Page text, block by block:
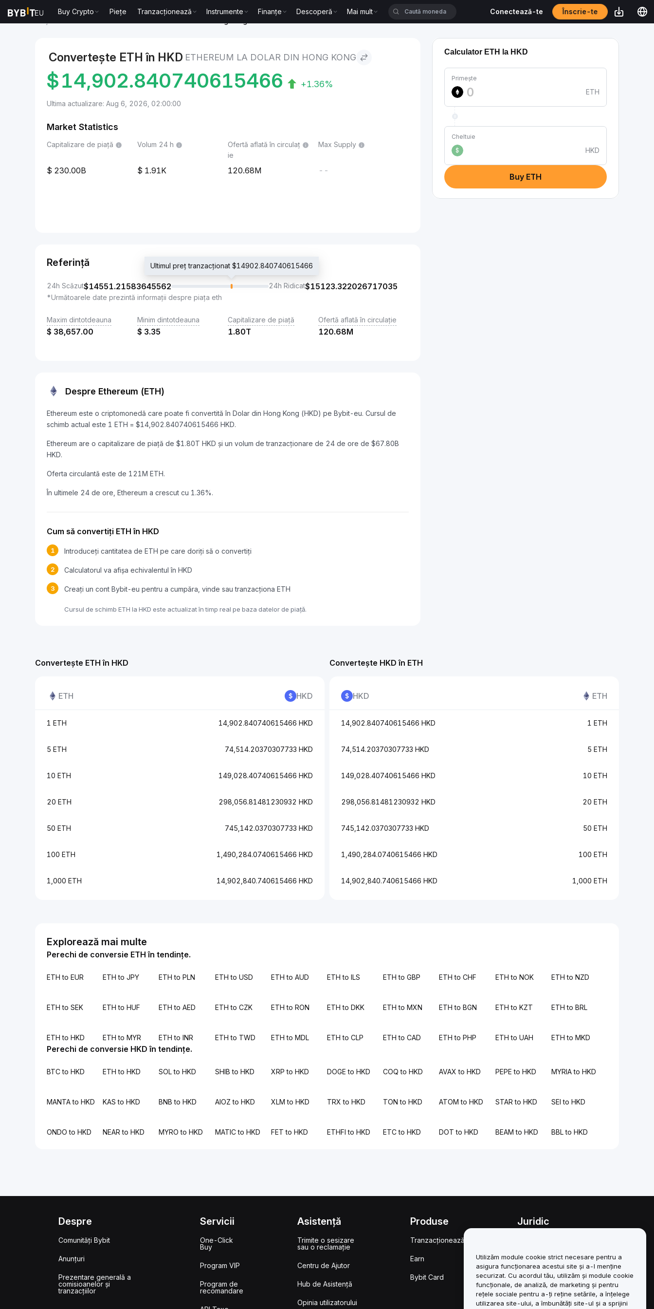
Buy Crypto Piețe Tranzacționează Instrumente Finanțe Descoperă Mai mult Conectează-te Înscrie-te
Convertește ETH în HKD ETHEREUM LA DOLAR DIN HONG KONG
$14,902.840740615466 +1.36%
Ultima actualizare: Aug 6, 2026, 02:00:00
Market Statistics
Capitalizare de piață
230.00B
Volum 24 h
1.91K
Ofertă aflată în circulaț
ie
120.68M
Max Supply
--
Referință
24h Scăzut$14551.21583645562
Ultimul preț tranzacționat $14902.840740615466
24h Ridicat$15123.322026717035
*Următoarele date prezintă informații despre piața eth
Maxim dintotdeauna
$ 38,657.00
Minim dintotdeauna
$ 3.35
Capitalizare de piață
1.80T
Ofertă aflată în circulație
120.68M
Despre Ethereum (ETH)
Ethereum este o criptomonedă care poate fi convertită în Dolar din Hong Kong (HKD) pe Bybit-eu. Cursul de
schimb actual este 1 ETH = $14,902.840740615466 HKD.
Ethereum are o capitalizare de piață de $1.80T HKD și un volum de tranzacționare de 24 de ore de $67.80B
HKD.
Oferta circulantă este de 121M ETH.
În ultimele 24 de ore, Ethereum a crescut cu 1.36%.
Cum să convertiți ETH în HKD
1 Introduceți cantitatea de ETH pe care doriți să o convertiți
2 Calculatorul va afișa echivalentul în HKD
3 Creați un cont Bybit-eu pentru a cumpăra, vinde sau tranzacționa ETH
Cursul de schimb ETH la HKD este actualizat în timp real pe baza datelor de piață.
Calculator ETH la HKD
Primește
ETH
Cheltuie
$
HKD
Buy ETH
Convertește ETH în HKD
ETH HKD
1 ETH 14,902.840740615466 HKD
5 ETH 74,514.20370307733 HKD
10 ETH 149,028.40740615466 HKD
20 ETH 298,056.81481230932 HKD
50 ETH 745,142.0370307733 HKD
100 ETH 1,490,284.0740615466 HKD
1,000 ETH 14,902,840.740615466 HKD
Convertește HKD în ETH
HKD ETH
14,902.840740615466 HKD 1 ETH
74,514.20370307733 HKD 5 ETH
149,028.40740615466 HKD 10 ETH
298,056.81481230932 HKD 20 ETH
745,142.0370307733 HKD 50 ETH
1,490,284.0740615466 HKD 100 ETH
14,902,840.740615466 HKD 1,000 ETH
Explorează mai multe
Perechi de conversie ETH în tendințe.
ETH to EUR ETH to JPY ETH to PLN ETH to USD ETH to AUD ETH to ILS ETH to GBP ETH to CHF ETH to NOK ETH to NZD
ETH to SEK ETH to HUF ETH to AED ETH to CZK ETH to RON ETH to DKK ETH to MXN ETH to BGN ETH to KZT ETH to BRL
ETH to HKD ETH to MYR ETH to INR ETH to TWD ETH to MDL ETH to CLP ETH to CAD ETH to PHP ETH to UAH ETH to MKD
Perechi de conversie HKD în tendințe.
BTC to HKD ETH to HKD SOL to HKD SHIB to HKD XRP to HKD DOGE to HKD COQ to HKD AVAX to HKD PEPE to HKD MYRIA to HKD
MANTA to HKD KAS to HKD BNB to HKD AIOZ to HKD XLM to HKD TRX to HKD TON to HKD ATOM to HKD STAR to HKD SEI to HKD
ONDO to HKD NEAR to HKD MYRO to HKD MATIC to HKD FET to HKD ETHFI to HKD ETC to HKD DOT to HKD BEAM to HKD BBL to HKD
Despre
Comunități Bybit
Anunțuri
Prezentare generală a
comisioanelor și
tranzacțiilor
Servicii
One-Click
Buy
Program VIP
Program de
recomandare
Asistență
Trimite o sesizare
sau o reclamație
Centru de Ajutor
Hub de Asistență
Opinia utilizatorului
Produse
Tranzacționează
Earn
Bybit Card
Juridic
Rezumatul Politicii de
custodie și administrare
Informații ESG
Utilizăm module cookie strict necesare pentru a
asigura funcționarea acestui site și a-l menține
securizat. Cu acordul tău, utilizăm și module cookie
funcționale, de analiză, de marketing și pentru
rețele sociale pentru a-ți reține setările, a înțelege
utilizarea site-ului, a îmbunătăți site-ul și a sprijini